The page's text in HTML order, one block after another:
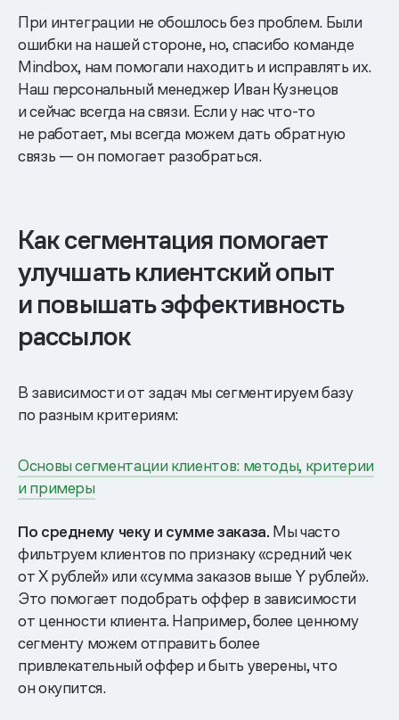
При интеграции не обошлось без проблем. Были
ошибки на нашей стороне, но, спасибо команде
Mindbox, нам помогали находить и исправлять их.
Наш персональный менеджер Иван Кузнецов
и сейчас всегда на связи. Если у нас что-то
не работает, мы всегда можем дать обратную
связь — он помогает разобраться.
Как сегментация помогает
улучшать клиентский опыт
и повышать эффективность
рассылок
В зависимости от задач мы сегментируем базу
по разным критериям:
Основы сегментации клиентов: методы, критерии
и примеры
По среднему чеку и сумме заказа. Мы часто
фильтруем клиентов по признаку «средний чек
от Х рублей» или «сумма заказов выше Y рублей».
Это помогает подобрать оффер в зависимости
от ценности клиента. Например, более ценному
сегменту можем отправить более
привлекательный оффер и быть уверены, что
он окупится.